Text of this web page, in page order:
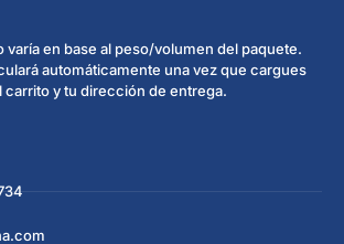
varía en base al peso/volumen del paquete.
automáticamente una vez que cargues
carrito y tu dirección de entrega.